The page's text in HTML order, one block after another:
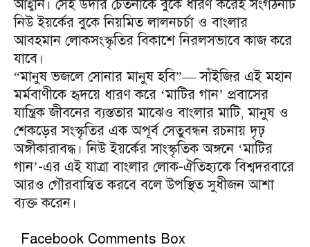
আহ্বান। সেই উদার চেতনাকে বুকে ধারণ করেই সংগঠনটি
নিউ ইয়র্কের বুকে নিয়মিত লালনচর্চা ও বাংলার
আবহমান লোকসংস্কৃতির বিকাশে নিরলসভাবে কাজ করে
যাবে।
“মানুষ ভজলে সোনার মানুষ হবি”— সাঁইজির এই মহান
মর্মবাণীকে হৃদয়ে ধারণ করে ‘মাটির গান’ প্রবাসের
যান্ত্রিক জীবনের ব্যস্ততার মাঝেও বাংলার মাটি, মানুষ ও
শেকড়ের সংস্কৃতির এক অপূর্ব সেতুবন্ধন রচনায় দৃঢ়
অঙ্গীকারাবদ্ধ। নিউ ইয়র্কের সাংস্কৃতিক অঙ্গনে ‘মাটির
গান’-এর এই যাত্রা বাংলার লোক-ঐতিহ্যকে বিশ্বদরবারে
আরও গৌরবান্বিত করবে বলে উপস্থিত সুধীজন আশা
ব্যক্ত করেন।
Facebook Comments Box